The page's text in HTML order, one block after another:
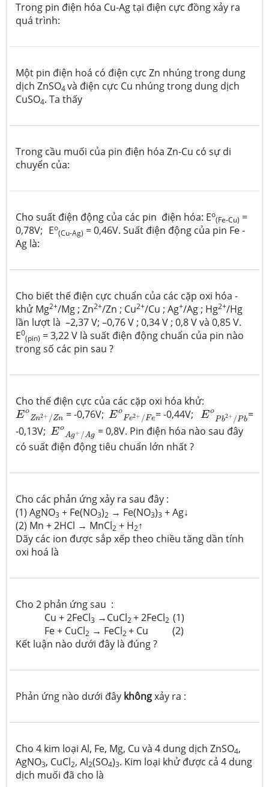
Trong pin điện hóa Cu-Ag tại điện cực đồng xảy ra
quá trình:
Một pin điện hoá có điện cực Zn nhúng trong dung
dịch ZnSO4và điện cực Cu nhúng trong dung dịch
CuSO4. Ta thấy
Trong cầu muối của pin điện hóa Zn-Cu có sự di
chuyển của:
Cho suất điện động của các pin điện hóa: Eo
(Fe-Cu) =
0,78V; Eo
(Cu-Ag) = 0,46V. Suất điện động của pin Fe -
Ag là:
Cho biết thế điện cực chuẩn của các cặp oxi hóa -
khử Mg2+/Mg ; Zn2+/Zn ; Cu2+/Cu ; Ag+/Ag ; Hg2+/Hg
lần lượt là –2,37 V; –0,76 V ; 0,34 V ; 0,8 V và 0,85 V.
E0
(pin) = 3,22 V là suất điện động chuẩn của pin nào
trong số các pin sau ?
Cho thế điện cực của các cặp oxi hóa khử:
Eo
Zn2+ /Zn
EoZ n2+/Zn
= -0,76V;Eo
Fe2+ /Fe
EoF e2+ /Fe
= -0,44V;Eo
Pb2+ /Pb
EoP Pb
=
-0,13V; Eo
Ag+ /Ag
EoA g= 0,8V. Pin điện hóa nào sau đây
có suất điện động tiêu chuẩn lớn nhất ?
Cho các phản ứng xảy ra sau đây :
(1) AgNO3 + Fe(NO3)2 → Fe(NO3)3 + Ag↓
(2) Mn + 2HCl → MnCl2 + H2↑
Dãy các ion được sắp xếp theo chiều tăng dần tính
oxi hoá là
Cho 2 phản ứng sau :
Cu + 2FeCl3 →CuCl2+ 2FeCl2 (1)
Fe + CuCl2 → FeCl2+ Cu (2)
Kết luận nào dưới đây là đúng ?
Phản ứng nào dưới đây khôngxảy ra :
Cho 4 kim loại Al, Fe, Mg, Cu và 4 dung dịch ZnSO4,
AgNO3­, CuCl2, Al2(SO4)3. Kim loại khử được cả 4 dung
dịch muối đã cho là